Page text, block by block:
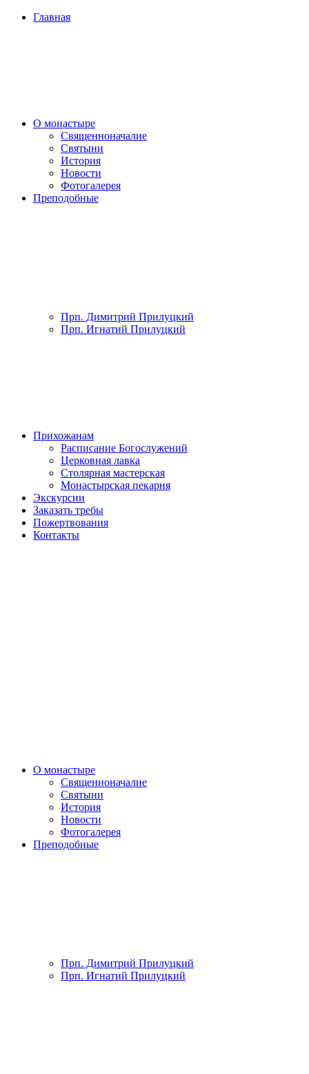
Главная
О монастыре
Священноначалие
Святыни
История
Новости
Фотогалерея
Преподобные
Прп. Димитрий Прилуцкий
Прп. Игнатий Прилуцкий
Прихожанам
Расписание Богослужений
Церковная лавка
Столярная мастерская
Монастырская пекарня
Экскурсии
Заказать требы
Пожертвования
Контакты
О монастыре
Священноначалие
Святыни
История
Новости
Фотогалерея
Преподобные
Прп. Димитрий Прилуцкий
Прп. Игнатий Прилуцкий